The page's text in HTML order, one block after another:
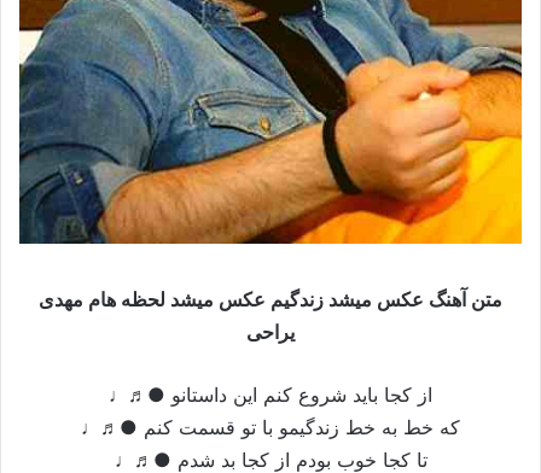
متن آهنگ عكس میشد زندگيم عكس میشد لحظه هام مهدی
یراحی
از كجا بايد شروع كنم اين داستانو ●♬♩
كه خط به خط زندگيمو با تو قسمت كنم ●♬♩
تا كجا خوب بودم از كجا بد شدم ●♬♩